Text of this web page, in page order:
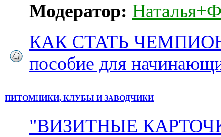
Модератор:
КАК СТАТЬ
пособие для
ПИТОМНИКИ, КЛУБЫ И ЗАВОДЧИКИ
"ВИЗИТНЫЕ